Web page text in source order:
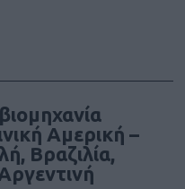
Αμερική –
Βραζιλία,